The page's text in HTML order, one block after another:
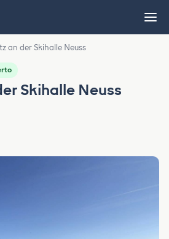
an der Skihalle Neuss
Skihalle Neuss